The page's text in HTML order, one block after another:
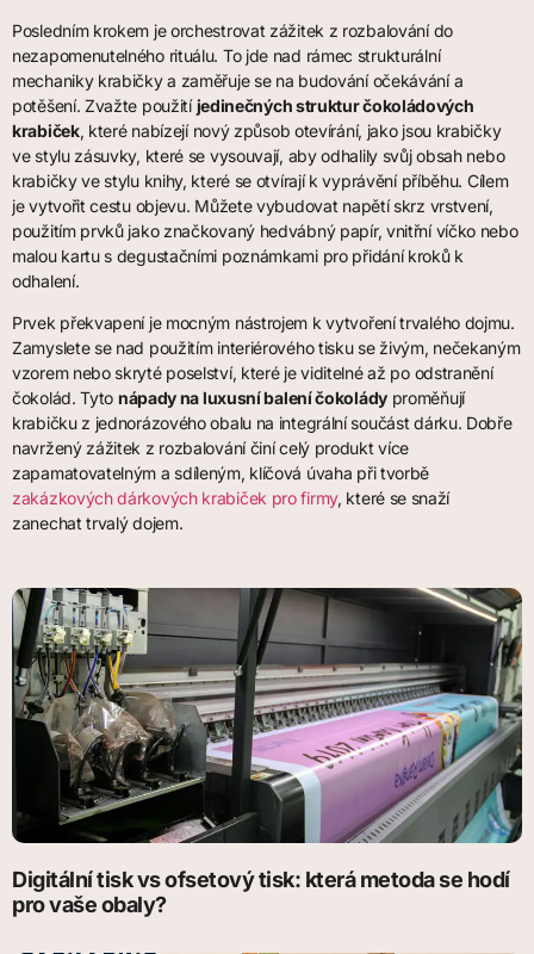
Posledním krokem je orchestrovat zážitek z rozbalování do
nezapomenutelného rituálu. To jde nad rámec strukturální
mechaniky krabičky a zaměřuje se na budování očekávání a
potěšení. Zvažte použitíjedinečných struktur čokoládových
krabiček, které nabízejí nový způsob otevírání, jako jsou krabičky
ve stylu zásuvky, které se vysouvají, aby odhalily svůj obsah nebo
krabičky ve stylu knihy, které se otvírají k vyprávění příběhu. Cílem
je vytvořit cestu objevu. Můžete vybudovat napětí skrz vrstvení,
použitím prvků jako značkovaný hedvábný papír, vnitřní víčko nebo
malou kartu s degustačními poznámkami pro přidání kroků k
odhalení.
Prvek překvapení je mocným nástrojem k vytvoření trvalého dojmu.
Zamyslete se nad použitím interiérového tisku se živým, nečekaným
vzorem nebo skryté poselství, které je viditelné až po odstranění
čokolád. Tyto nápady na luxusní balení čokoládyproměňují
krabičku z jednorázového obalu na integrální součást dárku. Dobře
navržený zážitek z rozbalování činí celý produkt více
zapamatovatelným a sdíleným, klíčová úvaha při tvorbě
zakázkových dárkových krabiček pro firmy, které se snaží
zanechat trvalý dojem.
Digitální tisk vs ofsetový tisk: která metoda se hodí
pro vaše obaly?